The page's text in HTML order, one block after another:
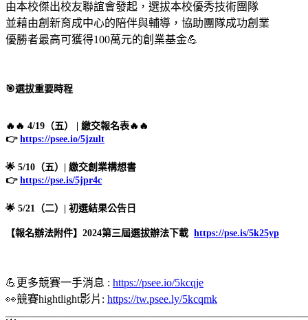
由本校傑出校友聯誼會發起，選拔本校優秀技術團隊
並藉由創新育成中心的陪伴與輔導，協助團隊成功創業
優勝者最高可獲得100萬元的創業基金💪
🎯選拔重要時程
🔥🔥 4/19（五） | 繳交報名表🔥🔥
👉 https://psee.io/5jzult
🌟 5/10（五）| 繳交創業構想書
👉 https://pse.is/5jpr4c
🌟 5/21（二）| 初選結果公告日
【報名辦法附件】2024第三屆選拔辦法下載 https://pse.is/5k25yp
💪更多競賽一手消息 : https://psee.io/5kcqje
👀競賽hightlight影片: https://tw.psee.ly/5kcqmk